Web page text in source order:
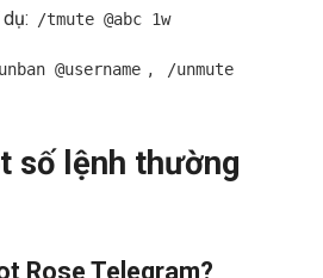
/tmute @abc 1w
@username ,
/unmute
số lệnh thường
Rose Telegram?